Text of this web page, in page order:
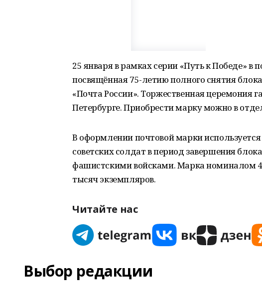
25 января в рамках серии «Путь к Победе»
посвящённая 75-летию полного снятия
«Почта России». Торжественная церемония
Петербурге. Приобрести марку можно в
В оформлении почтовой марки
советских солдат в период завершения
фашистскими войсками. Марка номиналом
тысяч экземпляров.
Читайте нас
Выбор редакции